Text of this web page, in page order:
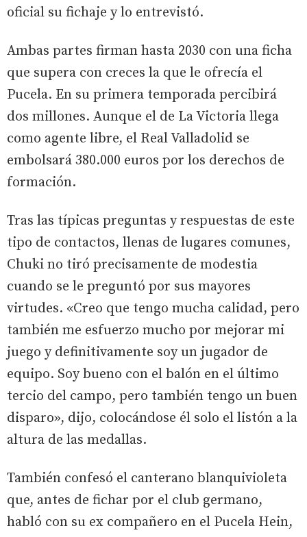
oficial su fichaje y lo entrevistó.
Ambas partes firman hasta 2030 con una ficha
que supera con creces la que le ofrecía el
Pucela. En su primera temporada percibirá
dos millones. Aunque el de La Victoria llega
como agente libre, el Real Valladolid se
embolsará 380.000 euros por los derechos de
formación.
Tras las típicas preguntas y respuestas de este
tipo de contactos, llenas de lugares comunes,
Chuki no tiró precisamente de modestia
cuando se le preguntó por sus mayores
virtudes. «Creo que tengo mucha calidad, pero
también me esfuerzo mucho por mejorar mi
juego y definitivamente soy un jugador de
equipo. Soy bueno con el balón en el último
tercio del campo, pero también tengo un buen
disparo», dijo, colocándose él solo el listón a la
altura de las medallas.
También confesó el canterano blanquivioleta
que, antes de fichar por el club germano,
habló con su ex compañero en el Pucela Hein,